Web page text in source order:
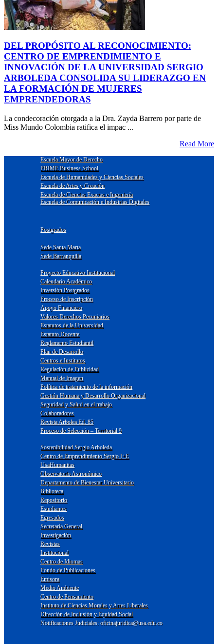
DEL PROPÓSITO AL RECONOCIMIENTO:
CENTRO DE EMPRENDIMIENTO E
INNOVACIÓN DE LA UNIVERSIDAD SERGIO
ARBOLEDA CONSOLIDA SU LIDERAZGO EN
LA FORMACIÓN DE MUJERES
EMPRENDEDORAS
La condecoración otorgada a la Dra. Zayda Barrero por parte de
Miss Mundo Colombia ratifica el impac ...
Read More
Escuela Mayor de Derecho
PRIME Business School
Escuela de Humanidades y Ciencias Sociales
Escuela de Artes y Creación
Escuela de Ciencias Exactas e Ingeniería
Escuela de Comunicación e Industrias Digitales
Postgrados
Sede Santa Marta
Sede Barranquilla
Proyecto Educativo Institucional
Calendario Académico
Inversión Postgrados
Proceso de Inscripción
Apoyo Financiero
Valores Derechos Pecuniarios
Estatutos de la Universidad
Estatuto Docente
Reglamento Estudiantil
Plan de Desarrollo
Centros e Institutos
Regulación de Publicidad
Manual de Imagen
Política de tratamiento de la información
Gestión Humana y Desarrollo Organizacional
Seguridad y Salud en el trabajo
Colaboradores
Revista Arbolea Ed. 85
Proceso de Selección – Territorial 9
Sostenibilidad Sergio Arboleda
Centro de Emprendimiento Sergio I+E
UsaHumanitas
Observatorio Astronómico
Departamento de Bienestar Universitario
Biblioteca
Repositorio
Estudiantes
Egresados
Secretaría General
Investigación
Revistas
Institucional
Centro de Idiomas
Fondo de Publicaciones
Emisora
Medio Ambiente
Centro de Pensamiento
Instituto de Ciencias Morales y Artes Liberales
Dirección de Inclusión y Equidad Social
Notificaciones Judiciales: oficinajuridica@usa.edu.co